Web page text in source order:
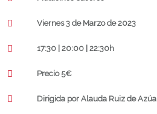
Viernes 3 de Marzo de 2023
17:30 | 20:00 | 22:30h
Precio 5€
Dirigida por Alauda Ruiz de Azúa